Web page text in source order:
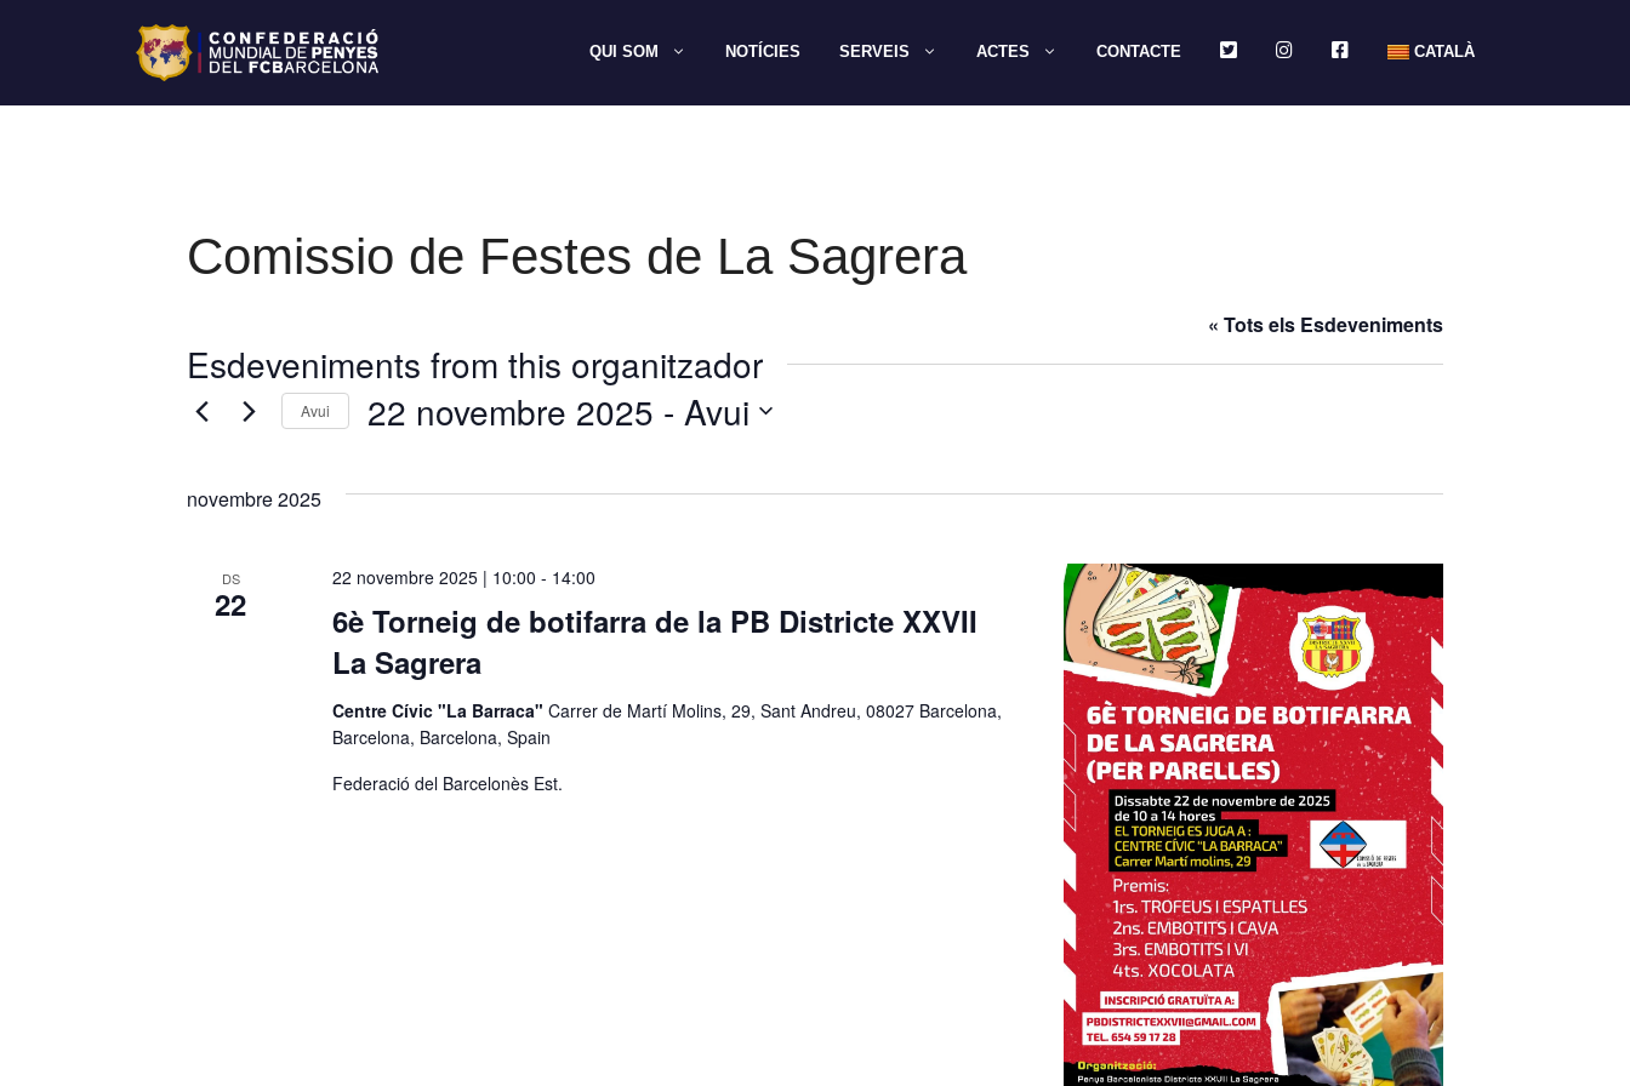
QUI SOM NOTÍCIES SERVEIS ACTES CONTACTE TWITTERINSTAGRAMFACEBOOKCATALÀ
Comissio de Festes de La Sagrera
« Tots els Esdeveniments
Esdeveniments from this organitzador
Avui 22 novembre 2025 - Avui
c
o
a
u
n
novembre 2025
DS
22
6è Torneig de botifarra de la PB Districte XXVII
La Sagrera
22 novembre 2025 | 10:00 - 14:00
Centre Cívic "La Barraca"Carrer de Martí Molins, 29, Sant Andreu, 08027 Barcelona,
Barcelona, Barcelona, Spain
Federació del Barcelonès Est.